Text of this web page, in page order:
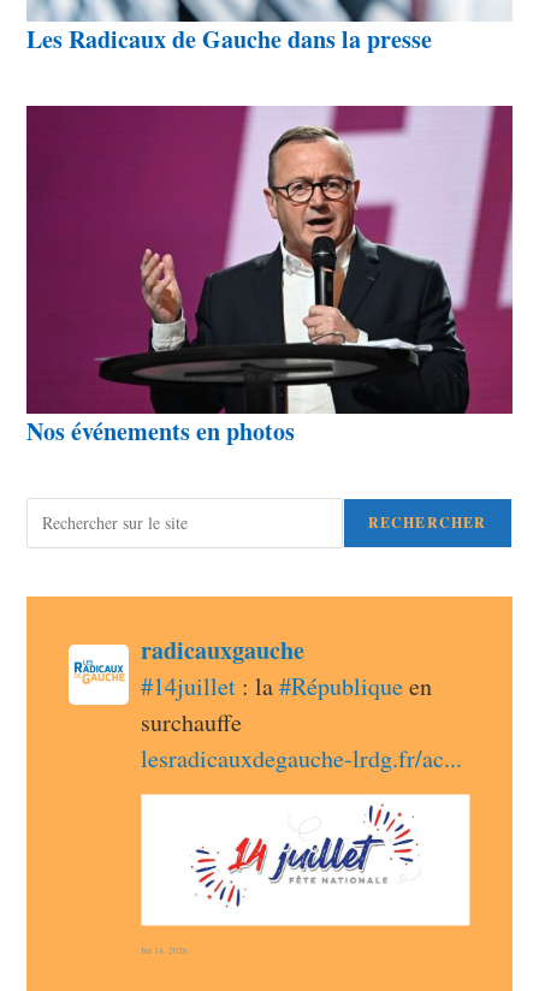
Les Radicaux de Gauche dans la presse
Nos événements en photos
RECHERCHER
radicauxgauche avatar
radicauxgauchepost
#14juillet : la #République en
surchauffe
lesradicauxdegauche-lrdg.fr/ac
Jul 14, 2026